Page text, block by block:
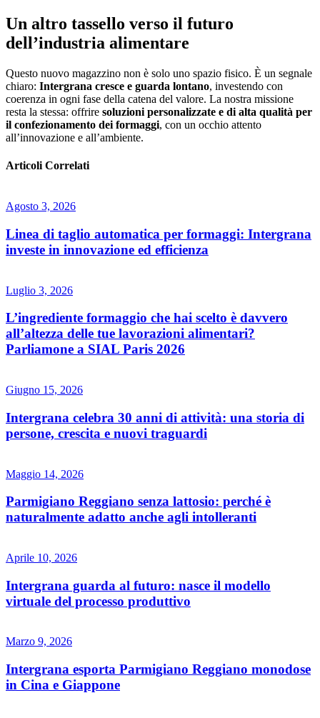
Un altro tassello verso il futuro
dell’industria alimentare
Questo nuovo magazzino non è solo uno spazio fisico. È un segnale
chiaro: Intergrana cresce e guarda lontano, investendo con
coerenza in ogni fase della catena del valore. La nostra missione
resta la stessa: offrire soluzioni personalizzate e di alta qualità per
il confezionamento dei formaggi, con un occhio attento
all’innovazione e all’ambiente.
Articoli Correlati
Agosto 3, 2026
Linea di taglio automatica per formaggi: Intergrana
investe in innovazione ed efficienza
Luglio 3, 2026
L’ingrediente formaggio che hai scelto è davvero
all’altezza delle tue lavorazioni alimentari?
Parliamone a SIAL Paris 2026
Giugno 15, 2026
Intergrana celebra 30 anni di attività: una storia di
persone, crescita e nuovi traguardi
Maggio 14, 2026
Parmigiano Reggiano senza lattosio: perché è
naturalmente adatto anche agli intolleranti
Aprile 10, 2026
Intergrana guarda al futuro: nasce il modello
virtuale del processo produttivo
Marzo 9, 2026
Intergrana esporta Parmigiano Reggiano monodose
in Cina e Giappone